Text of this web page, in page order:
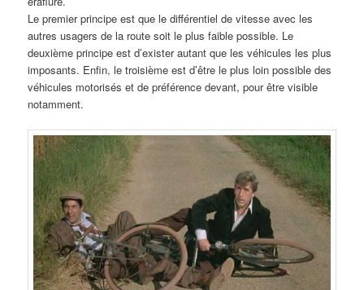
Le premier principe est que le différentiel de vitesse avec les
autres usagers de la route soit le plus faible possible. Le
deuxième principe est d’exister autant que les véhicules les plus
imposants. Enfin, le troisième est d’être le plus loin possible des
véhicules motorisés et de préférence devant, pour être visible
notamment.